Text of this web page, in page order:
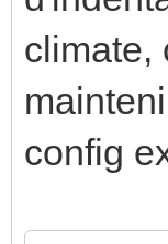
climate,
config